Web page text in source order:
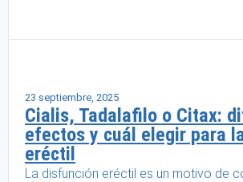
23 septiembre, 2025
Cialis, Tadalafilo o Citax:
efectos y cuál elegir para
eréctil
La disfunción eréctil es un motivo de